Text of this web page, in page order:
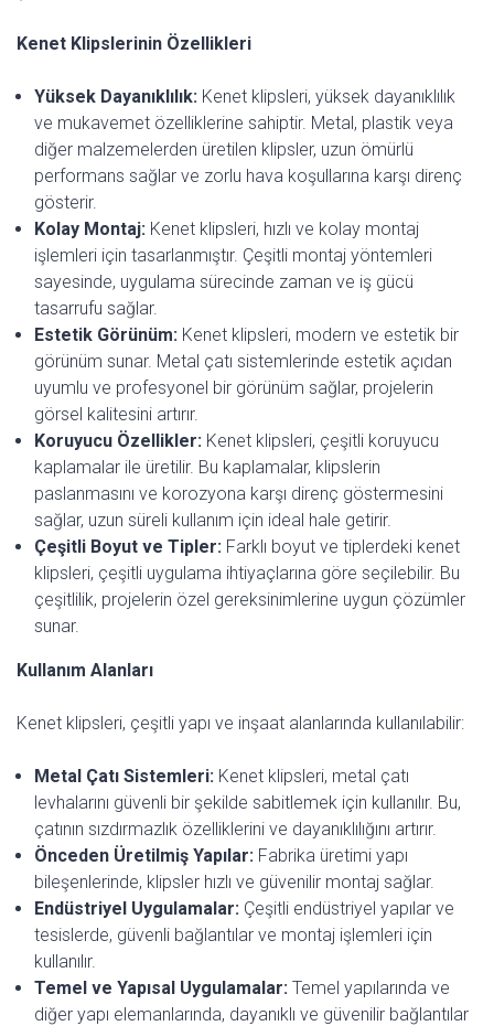
Kenet Klipslerinin Özellikleri
Yüksek Dayanıklılık: Kenet klipsleri, yüksek dayanıklılık
ve mukavemet özelliklerine sahiptir. Metal, plastik veya
diğer malzemelerden üretilen klipsler, uzun ömürlü
performans sağlar ve zorlu hava koşullarına karşı direnç
gösterir.
Kolay Montaj: Kenet klipsleri, hızlı ve kolay montaj
işlemleri için tasarlanmıştır. Çeşitli montaj yöntemleri
sayesinde, uygulama sürecinde zaman ve iş gücü
tasarrufu sağlar.
Estetik Görünüm: Kenet klipsleri, modern ve estetik bir
görünüm sunar. Metal çatı sistemlerinde estetik açıdan
uyumlu ve profesyonel bir görünüm sağlar, projelerin
görsel kalitesini artırır.
Koruyucu Özellikler: Kenet klipsleri, çeşitli koruyucu
kaplamalar ile üretilir. Bu kaplamalar, klipslerin
paslanmasını ve korozyona karşı direnç göstermesini
sağlar, uzun süreli kullanım için ideal hale getirir.
Çeşitli Boyut ve Tipler: Farklı boyut ve tiplerdeki kenet
klipsleri, çeşitli uygulama ihtiyaçlarına göre seçilebilir. Bu
çeşitlilik, projelerin özel gereksinimlerine uygun çözümler
sunar.
Kullanım Alanları
Kenet klipsleri, çeşitli yapı ve inşaat alanlarında kullanılabilir:
Metal Çatı Sistemleri: Kenet klipsleri, metal çatı
levhalarını güvenli bir şekilde sabitlemek için kullanılır. Bu,
çatının sızdırmazlık özelliklerini ve dayanıklılığını artırır.
Önceden Üretilmiş Yapılar: Fabrika üretimi yapı
bileşenlerinde, klipsler hızlı ve güvenilir montaj sağlar.
Endüstriyel Uygulamalar: Çeşitli endüstriyel yapılar ve
tesislerde, güvenli bağlantılar ve montaj işlemleri için
kullanılır.
Temel ve Yapısal Uygulamalar: Temel yapılarında ve
diğer yapı elemanlarında, dayanıklı ve güvenilir bağlantılar